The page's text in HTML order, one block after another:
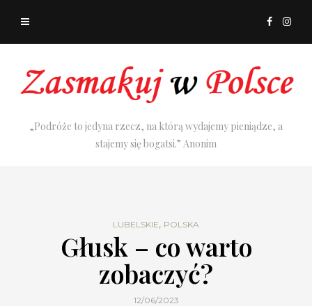
„Podróże to jedyna rzecz, na którą wydajemy pieniądze, a
stajemy się bogatsi.” Anonim
LUBELSKIE, POLSKA
Głusk – co warto
zobaczyć?
12/06/2023